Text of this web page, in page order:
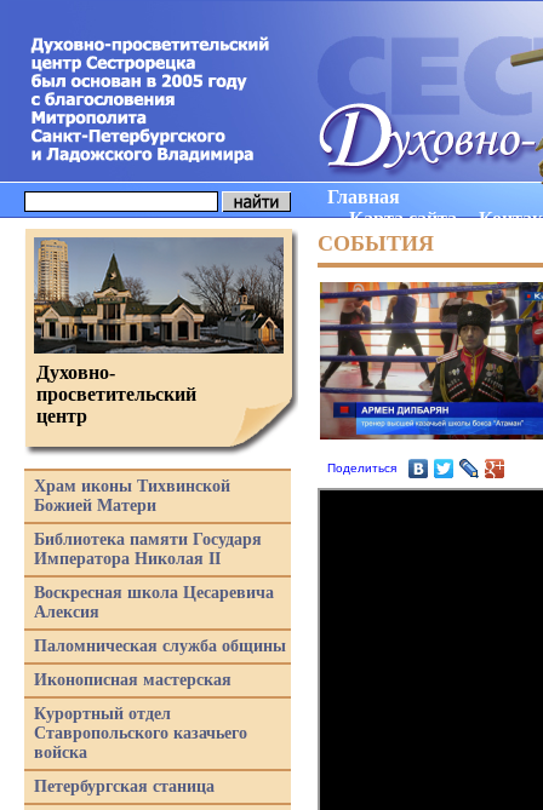
Главная
Карта сайта
СОБЫТИЯ
Поделиться
Духовно-
просветительский
центр
Храм иконы Тихвинской
Божией Матери
Библиотека памяти Государя
Императора Николая II
Воскресная школа Цесаревича
Алексия
Паломническая служба общины
Иконописная мастерская
Курортный отдел
Ставропольского казачьего
войска
Петербургская станица